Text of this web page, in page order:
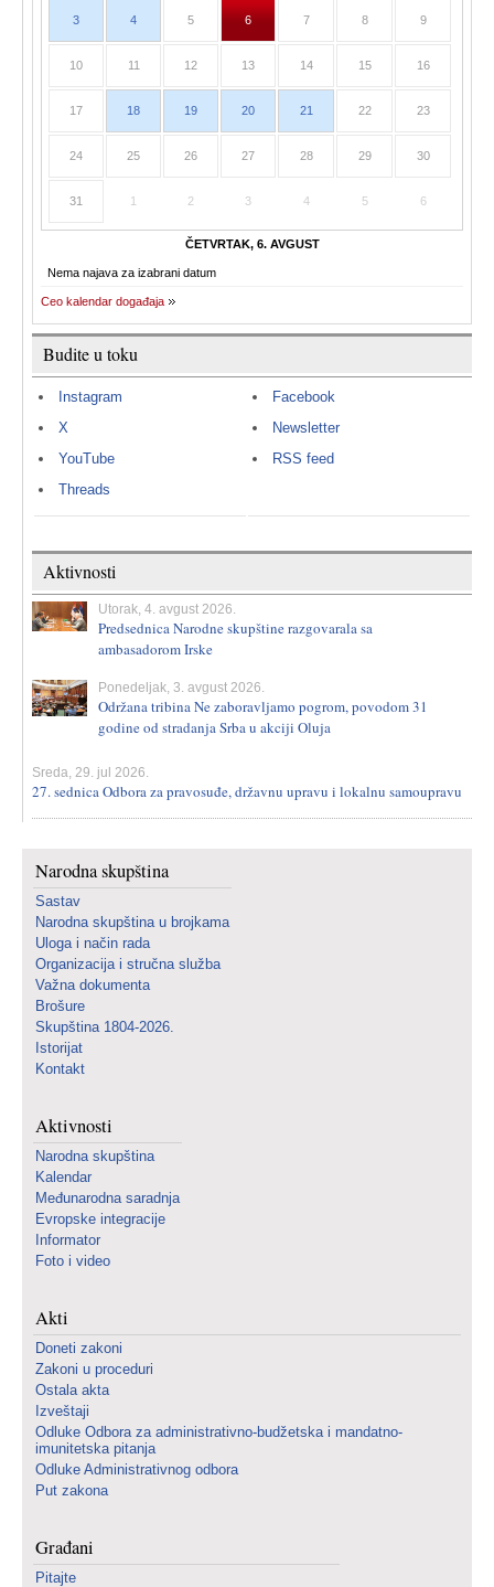
3 4 5 6 7 8 9
10 11 12 13 14 15 16
17 18 19 20 21 22 23
24 25 26 27 28 29 30
31 1 2 3 4 5 6
ČETVRTAK, 6. AVGUST
Nema najava za izabrani datum
Ceo kalendar događaja
Budite u toku
Instagram
X
YouTube
Threads
Facebook
Newsletter
RSS feed
Aktivnosti
Utorak, 4. avgust 2026.
Predsednica Narodne skupštine razgovarala sa
ambasadorom Irske
Ponedeljak, 3. avgust 2026.
Održana tribina Ne zaboravljamo pogrom, povodom 31
godine od stradanja Srba u akciji Oluja
Sreda, 29. jul 2026.
27. sednica Odbora za pravosuđe, državnu upravu i lokalnu samoupravu
Narodna skupština
Sastav
Narodna skupština u brojkama
Uloga i način rada
Organizacija i stručna služba
Važna dokumenta
Brošure
Skupština 1804-2026.
Istorijat
Kontakt
Aktivnosti
Narodna skupština
Kalendar
Međunarodna saradnja
Evropske integracije
Informator
Foto i video
Akti
Doneti zakoni
Zakoni u proceduri
Ostala akta
Izveštaji
Odluke Odbora za administrativno-budžetska i mandatno-
imunitetska pitanja
Odluke Administrativnog odbora
Put zakona
Građani
Pitajte